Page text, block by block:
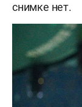
снимке нет.